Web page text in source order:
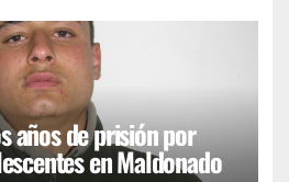
años de prisión por
en Maldonado